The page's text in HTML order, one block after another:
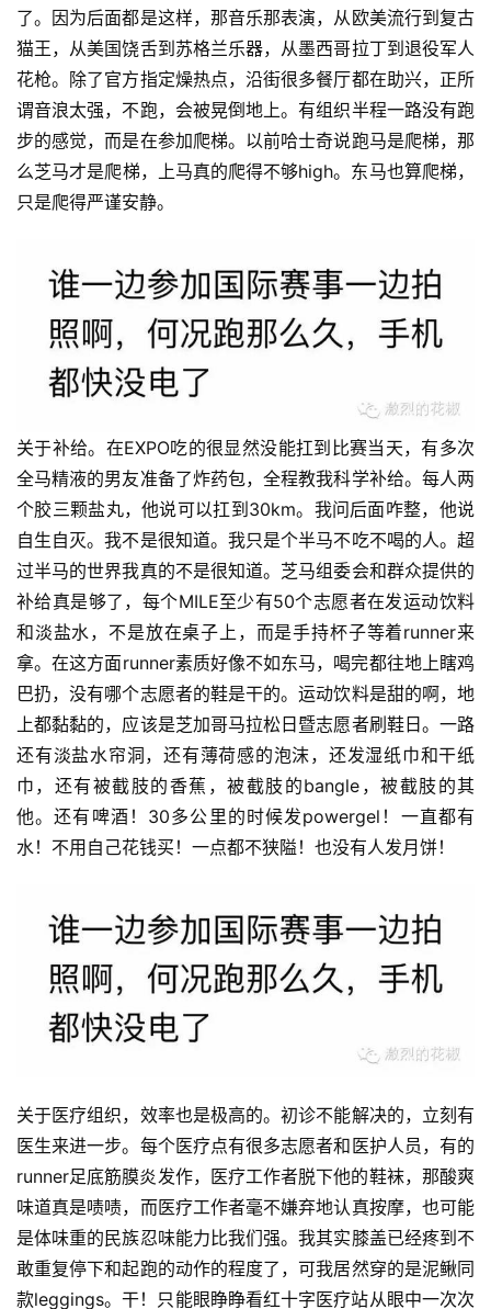
了。因为后面都是这样，那音乐那表演，从欧美流行到复古
猫王，从美国饶舌到苏格兰乐器，从墨西哥拉丁到退役军人
花枪。除了官方指定燥热点，沿街很多餐厅都在助兴，正所
谓音浪太强，不跑，会被晃倒地上。有组织半程一路没有跑
步的感觉，而是在参加爬梯。以前哈士奇说跑马是爬梯，那
么芝马才是爬梯，上马真的爬得不够high。东马也算爬梯，
只是爬得严谨安静。
关于补给。在EXPO吃的很显然没能扛到比赛当天，有多次
全马精液的男友准备了炸药包，全程教我科学补给。每人两
个胶三颗盐丸，他说可以扛到30km。我问后面咋整，他说
自生自灭。我不是很知道。我只是个半马不吃不喝的人。超
过半马的世界我真的不是很知道。芝马组委会和群众提供的
补给真是够了，每个MILE至少有50个志愿者在发运动饮料
和淡盐水，不是放在桌子上，而是手持杯子等着runner来
拿。在这方面runner素质好像不如东马，喝完都往地上瞎鸡
巴扔，没有哪个志愿者的鞋是干的。运动饮料是甜的啊，地
上都黏黏的，应该是芝加哥马拉松日暨志愿者刷鞋日。一路
还有淡盐水帘洞，还有薄荷感的泡沫，还发湿纸巾和干纸
巾，还有被截肢的香蕉，被截肢的bangle，被截肢的其
他。还有啤酒！30多公里的时候发powergel！一直都有
水！不用自己花钱买！一点都不狭隘！也没有人发月饼！
关于医疗组织，效率也是极高的。初诊不能解决的，立刻有
医生来进一步。每个医疗点有很多志愿者和医护人员，有的
runner足底筋膜炎发作，医疗工作者脱下他的鞋袜，那酸爽
味道真是啧啧，而医疗工作者毫不嫌弃地认真按摩，也可能
是体味重的民族忍味能力比我们强。我其实膝盖已经疼到不
敢重复停下和起跑的动作的程度了，可我居然穿的是泥鳅同
款leggings。干！只能眼睁睁看红十字医疗站从眼中一次次